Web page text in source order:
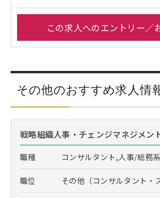
この求人へのエントリー／
その他のおすすめ求人情
戦略組織人事・チェンジマネジメン
職種 コンサルタント,人事/総務系
職位 その他（コンサルタント・